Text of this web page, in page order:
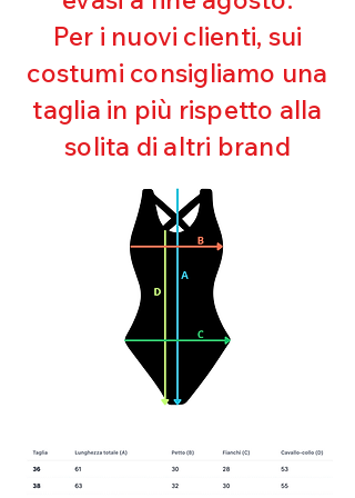
Ultra cloro resistente
Mantenimento della forma
Perfetta vestibilità
Asciugatura rapida
Bielastico
Per i nuovi clienti, sui
costumi consigliamo una
taglia in più rispetto alla
solita di altri brand